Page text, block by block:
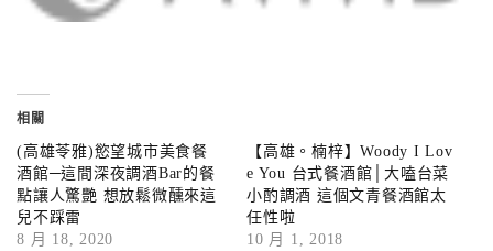
相關
(高雄苓雅)慾望城市美食餐
酒館─這間深夜調酒Bar的餐
點讓人驚艷 想放鬆微醺來這
兒不踩雷
8 月 18, 2020
【高雄。楠梓】Woody I Lov
e You 台式餐酒館│大嗑台菜
小酌調酒 這個文青餐酒館太
任性啦
10 月 1, 2018